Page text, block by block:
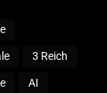
3 Reich
AI